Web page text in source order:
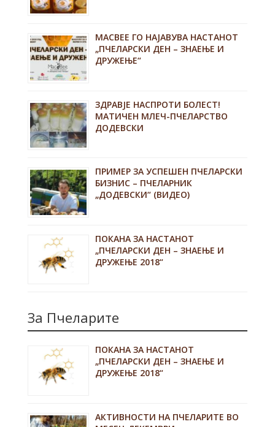
MACBEE ГО НАЈАВУВА НАСТАНОТ
„ПЧЕЛАРСКИ ДЕН – ЗНАЕЊЕ И
ДРУЖЕЊЕ“
ЗДРАВЈЕ НАСПРОТИ БОЛЕСТ!
МАТИЧЕН МЛЕЧ-ПЧЕЛАРСТВО
ДОДЕВСКИ
ПРИМЕР ЗА УСПЕШЕН ПЧЕЛАРСКИ
БИЗНИС – ПЧЕЛАРНИК
„ДОДЕВСКИ“ (ВИДЕО)
ПОКАНА ЗА НАСТАНОТ
„ПЧЕЛАРСКИ ДЕН – ЗНАЕЊЕ И
ДРУЖЕЊЕ 2018“
За Пчеларите
ПОКАНА ЗА НАСТАНОТ
„ПЧЕЛАРСКИ ДЕН – ЗНАЕЊЕ И
ДРУЖЕЊЕ 2018“
АКТИВНОСТИ НА ПЧЕЛАРИТЕ ВО